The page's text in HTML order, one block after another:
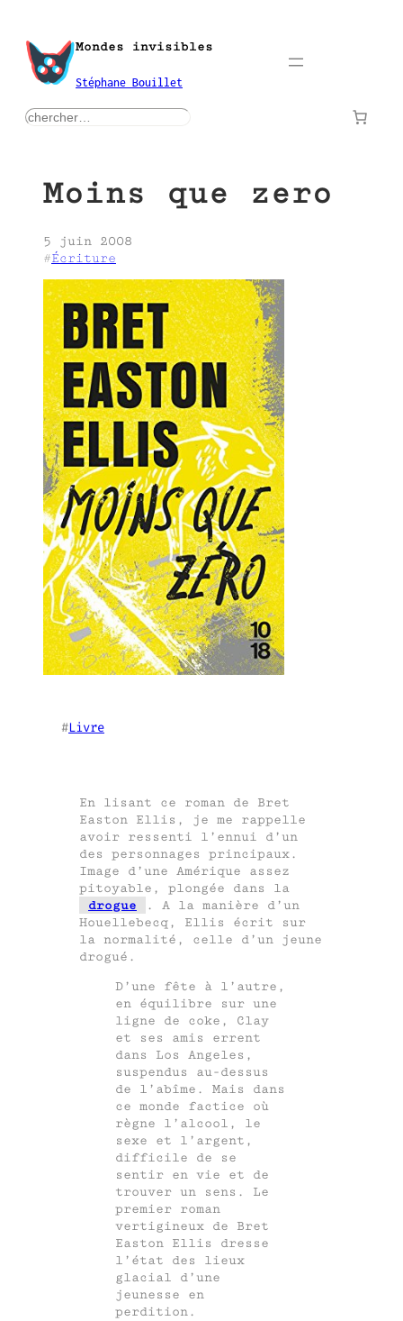
contenu
Mondes invisibles
Stéphane Bouillet
rechercher
Moins que zero
5 juin 2008
#Écriture
#Livre
En lisant ce roman de Bret
Easton Ellis, je me rappelle
avoir ressenti l’ennui d’un
des personnages principaux.
Image d’une Amérique assez
pitoyable, plongée dans la
drogue
. A la manière d’un
Houellebecq, Ellis écrit sur
la normalité, celle d’un jeune
drogué.
D’une fête à l’autre,
en équilibre sur une
ligne de coke, Clay
et ses amis errent
dans Los Angeles,
suspendus au-dessus
de l’abîme. Mais dans
ce monde factice où
règne l’alcool, le
sexe et l’argent,
difficile de se
sentir en vie et de
trouver un sens. Le
premier roman
vertigineux de Bret
Easton Ellis dresse
l’état des lieux
glacial d’une
jeunesse en
perdition.